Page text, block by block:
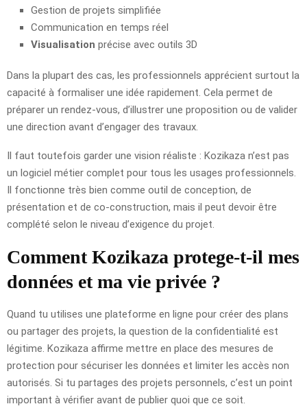
Gestion de projets simplifiée
Communication en temps réel
Visualisation précise avec outils 3D
Dans la plupart des cas, les professionnels apprécient surtout la
capacité à formaliser une idée rapidement. Cela permet de
préparer un rendez-vous, d’illustrer une proposition ou de valider
une direction avant d’engager des travaux.
Il faut toutefois garder une vision réaliste : Kozikaza n’est pas
un logiciel métier complet pour tous les usages professionnels.
Il fonctionne très bien comme outil de conception, de
présentation et de co-construction, mais il peut devoir être
complété selon le niveau d’exigence du projet.
Comment Kozikaza protege-t-il mes
données et ma vie privée ?
Quand tu utilises une plateforme en ligne pour créer des plans
ou partager des projets, la question de la confidentialité est
légitime. Kozikaza affirme mettre en place des mesures de
protection pour sécuriser les données et limiter les accès non
autorisés. Si tu partages des projets personnels, c’est un point
important à vérifier avant de publier quoi que ce soit.